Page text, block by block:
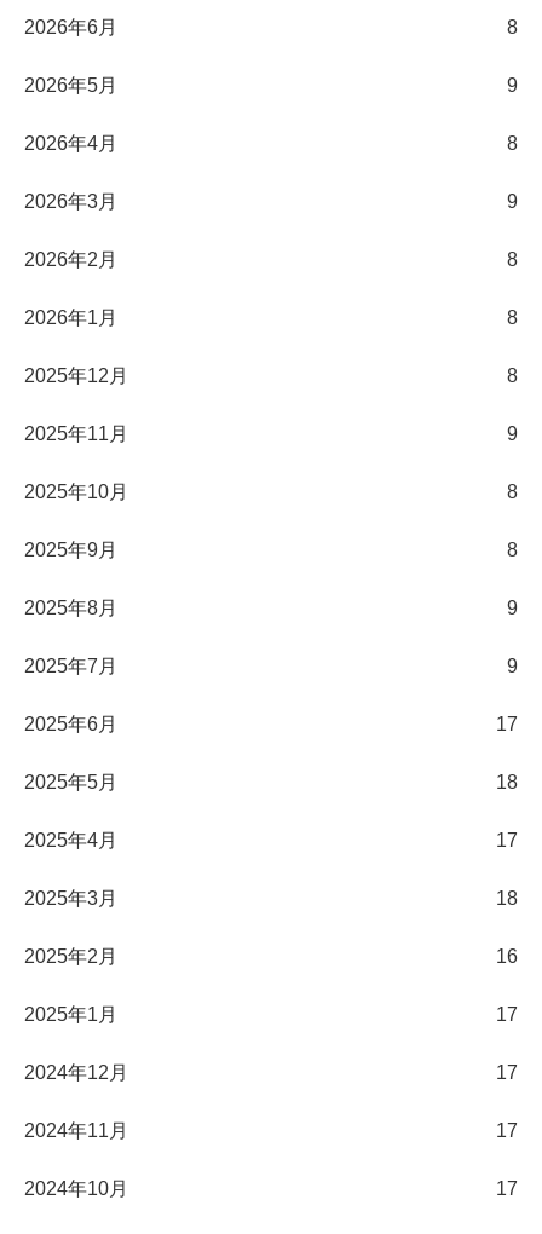
2026年6月 8
2026年5月 9
2026年4月 8
2026年3月 9
2026年2月 8
2026年1月 8
2025年12月 8
2025年11月 9
2025年10月 8
2025年9月 8
2025年8月 9
2025年7月 9
2025年6月 17
2025年5月 18
2025年4月 17
2025年3月 18
2025年2月 16
2025年1月 17
2024年12月 17
2024年11月 17
2024年10月 17